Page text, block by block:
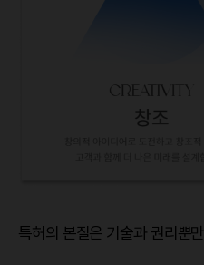
특허의 본질은 기술과 권리뿐